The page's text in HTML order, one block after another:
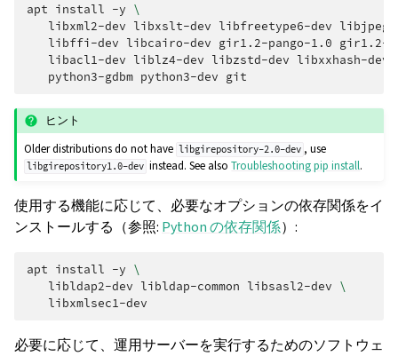
apt install -y \
libxml2-dev libxslt-dev libfreetype6-dev libjpeg-
libffi-dev libcairo-dev gir1.2-pango-1.0 gir1.2-
libacl1-dev liblz4-dev libzstd-dev libxxhash-dev
python3-gdbm python3-dev
ヒント
Older distributions do not have
libgirepository-2.0-dev , use
libgirepository1.0-dev instead. See alsoTroubleshooting pip install.
使用する機能に応じて、必要なオプションの依存関係をイ
ンストールする（参照: Python の依存関係）:
apt install -y \
libldap2-dev libldap-common libsasl2-dev \
必要に応じて、運用サーバーを実行するためのソフトウェ